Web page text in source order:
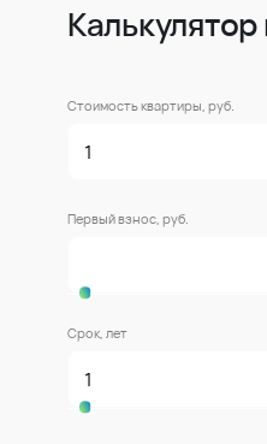
Стоимость квартиры, руб.
Первый взнос, руб.
Срок, лет